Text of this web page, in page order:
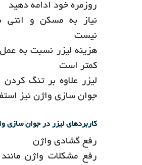
روزمره خود ادامه دهید
نیاز به مسکن و انتی
نیست
هزینه لیزر نسبت به
کمتر است
لیزر علاوه بر تنگ کردن
جوان سازی واژن نیز
کاربردهای لیزر در جوان سازی
رفع گشادی واژن
رفع مشکلات واژن